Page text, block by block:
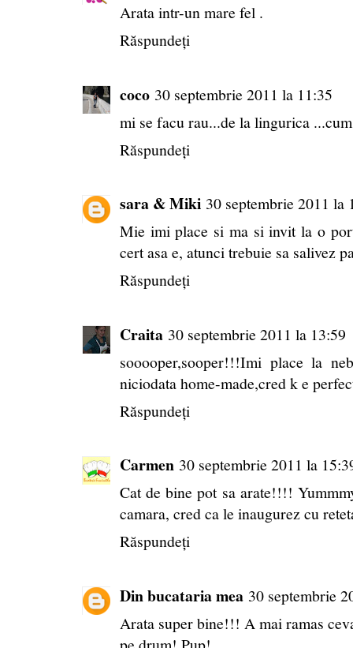
Arata intr-un mare fel .
Răspundeți
coco 30 septembrie 2011 la 11:35
mi se facu rau...de la lingurica
Răspundeți
sara & Miki 30 septembrie 2011 la
Mie imi place si ma si invit la o
cert asa e, atunci trebuie sa salivez
Răspundeți
Craita 30 septembrie 2011 la 13:59
sooooper,sooper!!!Imi place la
niciodata home-made,cred k e
Răspundeți
Carmen 30 septembrie 2011 la
Cat de bine pot sa arate!!!!
camara, cred ca le inaugurez cu
Răspundeți
Din bucataria mea 30 septembrie
Arata super bine!!! A mai ramas